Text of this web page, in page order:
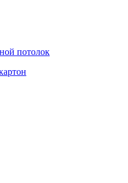
потолок